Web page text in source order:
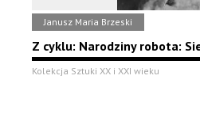
Janusz Maria Brzeski
Z cyklu: Narodziny robota:
Kolekcja Sztuki XX i XXI wieku